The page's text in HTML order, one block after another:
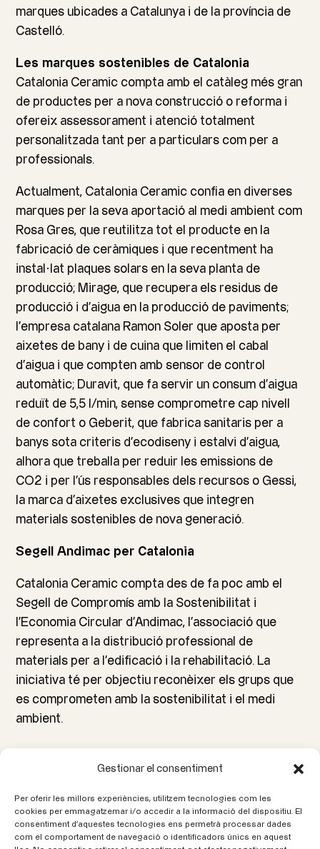
Gestionar el consentiment
Per oferir les millors experiències, utilitzem tecnologies com les
cookies per emmagatzemar i/o accedir a la informació del dispositiu. El
consentiment d'aquestes tecnologies ens permetrà processar dades
com el comportament de navegació o identificadors únics en aquest
marques ubicades a Catalunya i de la província de
Castelló.
Les marques sostenibles de Catalonia
Catalonia Ceramic compta amb el catàleg més gran
de productes per a nova construcció o reforma i
ofereix assessorament i atenció totalment
personalitzada tant per a particulars com per a
professionals.
Actualment, Catalonia Ceramic confia en diverses
marques per la seva aportació al medi ambient com
Rosa Gres, que reutilitza tot el producte en la
fabricació de ceràmiques i que recentment ha
instal·lat plaques solars en la seva planta de
producció; Mirage, que recupera els residus de
producció i d’aigua en la producció de paviments;
l’empresa catalana Ramon Soler que aposta per
aixetes de bany i de cuina que limiten el cabal
d’aigua i que compten amb sensor de control
automàtic; Duravit, que fa servir un consum d’aigua
reduït de 5,5 l/min, sense comprometre cap nivell
de confort o Geberit, que fabrica sanitaris per a
banys sota criteris d’ecodiseny i estalvi d’aigua,
alhora que treballa per reduir les emissions de
CO2 i per l’ús responsables dels recursos o Gessi,
la marca d’aixetes exclusives que integren
materials sostenibles de nova generació.
Segell Andimac per Catalonia
Catalonia Ceramic compta des de fa poc amb el
Segell de Compromís amb la Sostenibilitat i
l’Economia Circular d’Andimac, l’associació que
representa a la distribució professional de
materials per a l’edificació i la rehabilitació. La
iniciativa té per objectiu reconèixer els grups que
es comprometen amb la sostenibilitat i el medi
ambient.
Truca'ns
93 580 20 00